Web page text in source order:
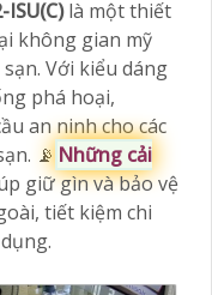
ISU(C)là một thiết
không gian mỹ
Với kiểu dáng
phá hoại,
an ninh cho các
📡 Những cải
giữ gìn và bảo vệ
tiết kiệm chi